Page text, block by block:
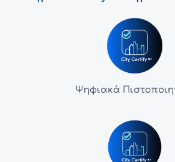
Ψηφιακά